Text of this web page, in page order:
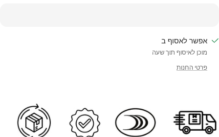
אפשר לאסוף ב
מוכן לאיסוף תוך שעה
פרטי החנות